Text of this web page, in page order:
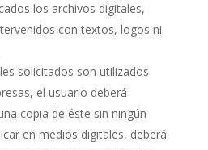
los archivos digitales,
con textos, logos ni
solicitados son utilizados
el usuario deberá
copia de éste sin ningún
en medios digitales, deberá